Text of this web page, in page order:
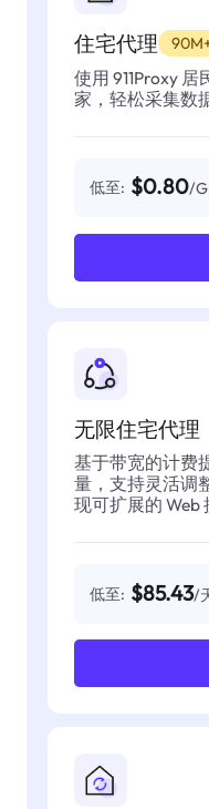
住宅代理
使用 911Proxy
家，轻松采集数
低至: $0.80/
无限住宅代理
基于带宽的计费
量，支持灵活调
现可扩展的 Web
低至: $85.43/